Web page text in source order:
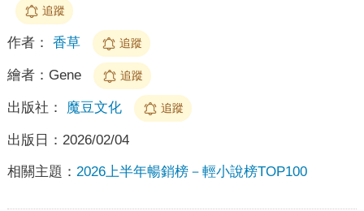
追蹤
作者： 香草 追蹤
繪者： Gene 追蹤
出版社： 魔豆文化 追蹤
出版日： 2026/02/04
相關主題： 2026上半年暢銷榜－輕小說榜TOP100